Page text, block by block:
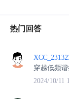
热门回答
穿越低频
2024/10/11